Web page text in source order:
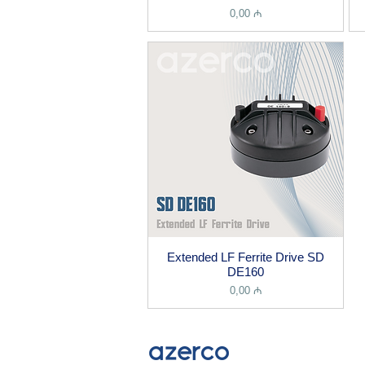
Price
0,00 ₼
Extended LF Ferrite Drive SD
DE160
Price
0,00 ₼